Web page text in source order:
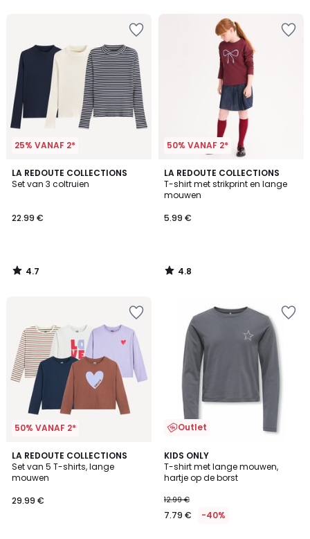
25% VANAF 2*
LA REDOUTE COLLECTIONS
Set van 3 coltruien
22.99 €
4.7
/ 5
4.7
/
50% VANAF 2*
LA REDOUTE COLLECTIONS
T-shirt met strikprint en lange
mouwen
5.99 €
4.8
/ 5
4.8
/
50% VANAF 2*
LA REDOUTE COLLECTIONS
Set van 5 T-shirts, lange
mouwen
29.99 €
5
/
5
Outlet
KIDS ONLY
T-shirt met lange mouwen,
hartje op de borst
12.99 €
7.79 € -40%